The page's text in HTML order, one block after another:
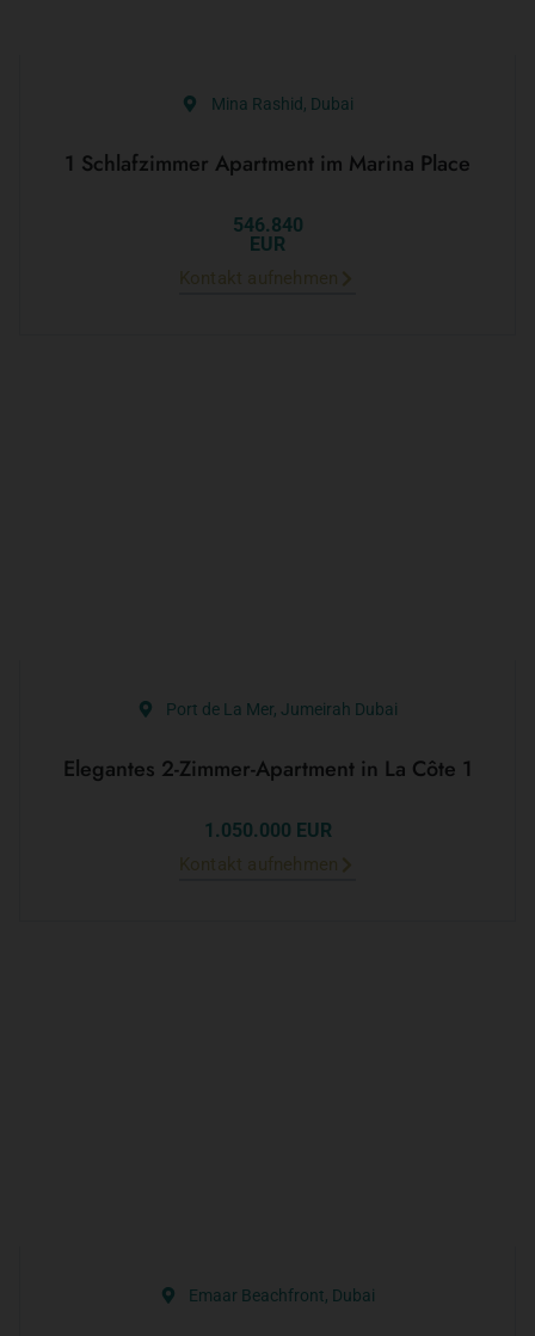
Mina Rashid, Dubai
1 Schlafzimmer Apartment im Marina Place
546.840
EUR
Kontakt aufnehmen
Port de La Mer, Jumeirah Dubai
Elegantes 2-Zimmer-Apartment in La Côte 1
1.050.000 EUR
Kontakt aufnehmen
Emaar Beachfront, Dubai